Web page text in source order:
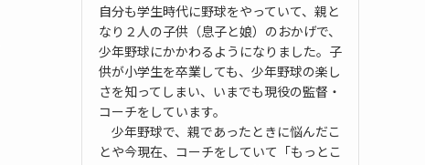
自分も学生時代に野球をやっていて、親と
なり２人の子供（息子と娘）のおかげで、
少年野球にかかわるようになりました。子
供が小学生を卒業しても、少年野球の楽し
さを知ってしまい、いまでも現役の監督・
コーチをしています。
少年野球で、親であったときに悩んだこ
とや今現在、コーチをしていて「もっとこ